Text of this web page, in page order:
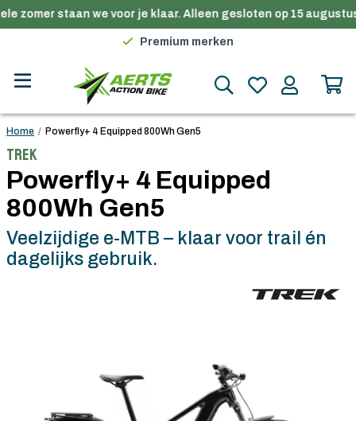
zomer staan we voor je klaar. Alleen gesloten op 15 augustus.
Gratis verzending in België vanaf €100
Premium merken
Gratis verzending in België vanaf €100
Home / Powerfly+ 4 Equipped 800Wh Gen5
Trek
Powerfly+ 4 Equipped
800Wh Gen5
Veelzijdige e-MTB – klaar voor trail én
dagelijks gebruik.